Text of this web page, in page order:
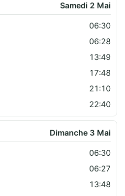
Samedi 2 Mai
06:30
06:28
13:49
17:48
21:10
22:40
Dimanche 3 Mai
06:30
06:27
13:48